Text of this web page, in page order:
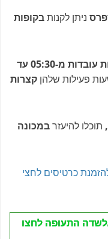
ניתן לקנותבקופות
שבימי חול הקופות עובדות מ-05:30 עד
פעילות שלהן קצרות
תוכלו להיעזרבמכונה
כרטיסים לחצי
התעופה לחצו